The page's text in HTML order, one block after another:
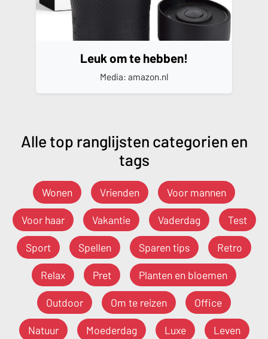
Leuk om te hebben!
Media: amazon.nl
Alle top ranglijsten categorien en
tags
Wonen Vrienden Voor mannen
Voor haar Vakantie Vaderdag Test
Sport Spellen Sparen tips Retro
Relax Pret Planten en bloemen
Outdoor Om te reizen Office
Natuur Moederdag Luxe Leven